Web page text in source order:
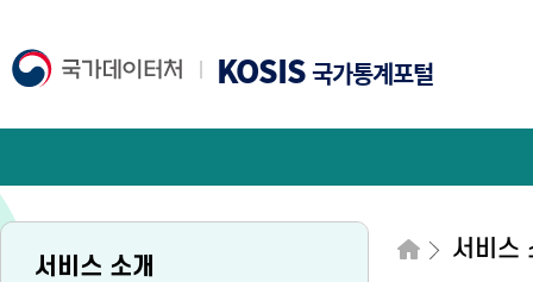
KOSIS국가통계포털
서비스 소개
서비스